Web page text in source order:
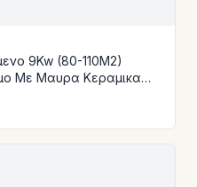
9Kw (80-110M2)
Με Μαυρα Κεραμικα